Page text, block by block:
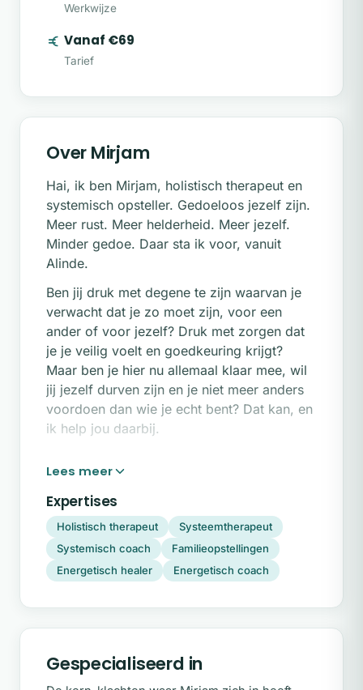
Werkwijze
Vanaf €69
Tarief
Over Mirjam
Hai, ik ben Mirjam, holistisch therapeut en
systemisch opsteller. Gedoeloos jezelf zijn.
Meer rust. Meer helderheid. Meer jezelf.
Minder gedoe. Daar sta ik voor, vanuit
Alinde.
Ben jij druk met degene te zijn waarvan je
verwacht dat je zo moet zijn, voor een
ander of voor jezelf? Druk met zorgen dat
je je veilig voelt en goedkeuring krijgt?
Maar ben je hier nu allemaal klaar mee, wil
jij jezelf durven zijn en je niet meer anders
voordoen dan wie je echt bent? Dat kan, en
ik help jou daarbij.
ik me voor zoals ik dacht dat het goed of
veilig was. Hier werd ik me pas echt bewust
van toen ik me ongelukkig voelde in mijn
werk en het niet mezelf zijn me somber
maakte en lichamelijke klachten gaf. Ik
merkte hoe krachtig de samenhang tussen
holistische therapie. Mijn motto is: “van
victim of life naar creator of life”. Dit
nemen, was voor mij een belangrijke
Expertises
Holistisch therapeut
Systeemtherapeut
Systemisch coach
Familieopstellingen
Energetisch healer
Energetisch coach
Gespecialiseerd in